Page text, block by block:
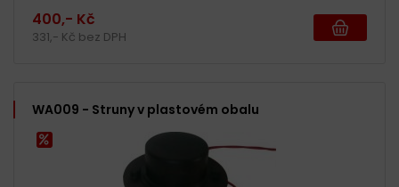
400,- Kč
331,- Kč bez DPH
WA009 - Struny v plastovém obalu